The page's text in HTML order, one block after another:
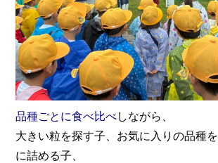
品種ごとに食べ比べしながら、
大きい粒を探す子、お気に入りの品種
に詰める子、